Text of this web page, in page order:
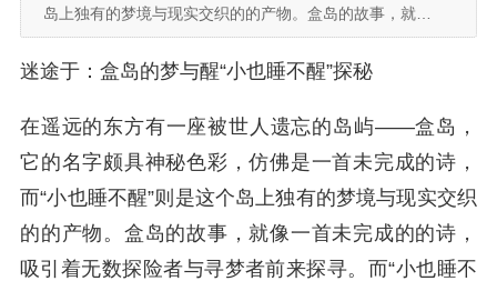
岛上独有的梦境与现实交织的的产物。盒岛的故事，就…
迷途于：盒岛的梦与醒“小也睡不醒”探秘
在遥远的东方有一座被世人遗忘的岛屿——盒岛，
它的名字颇具神秘色彩，仿佛是一首未完成的诗，
而“小也睡不醒”则是这个岛上独有的梦境与现实交织
的的产物。盒岛的故事，就像一首未完成的的诗，
吸引着无数探险者与寻梦者前来探寻。而“小也睡不